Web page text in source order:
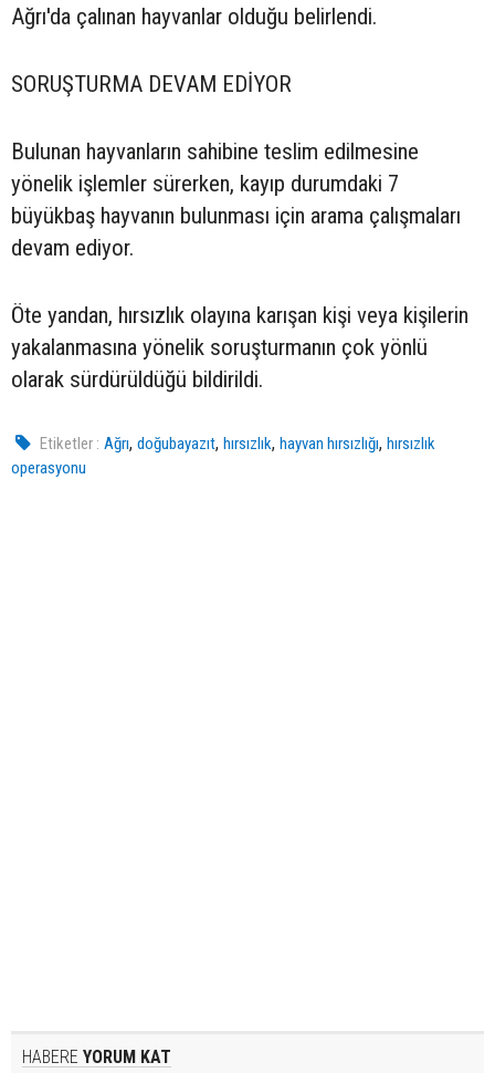
Ağrı'da çalınan hayvanlar olduğu belirlendi.
SORUŞTURMA DEVAM EDİYOR
Bulunan hayvanların sahibine teslim edilmesine
yönelik işlemler sürerken, kayıp durumdaki 7
büyükbaş hayvanın bulunması için arama çalışmaları
devam ediyor.
Öte yandan, hırsızlık olayına karışan kişi veya kişilerin
yakalanmasına yönelik soruşturmanın çok yönlü
olarak sürdürüldüğü bildirildi.
Etiketler : Ağrı,doğubayazıt,hırsızlık,hayvan hırsızlığı,hırsızlık
operasyonu
HABERE YORUM KAT